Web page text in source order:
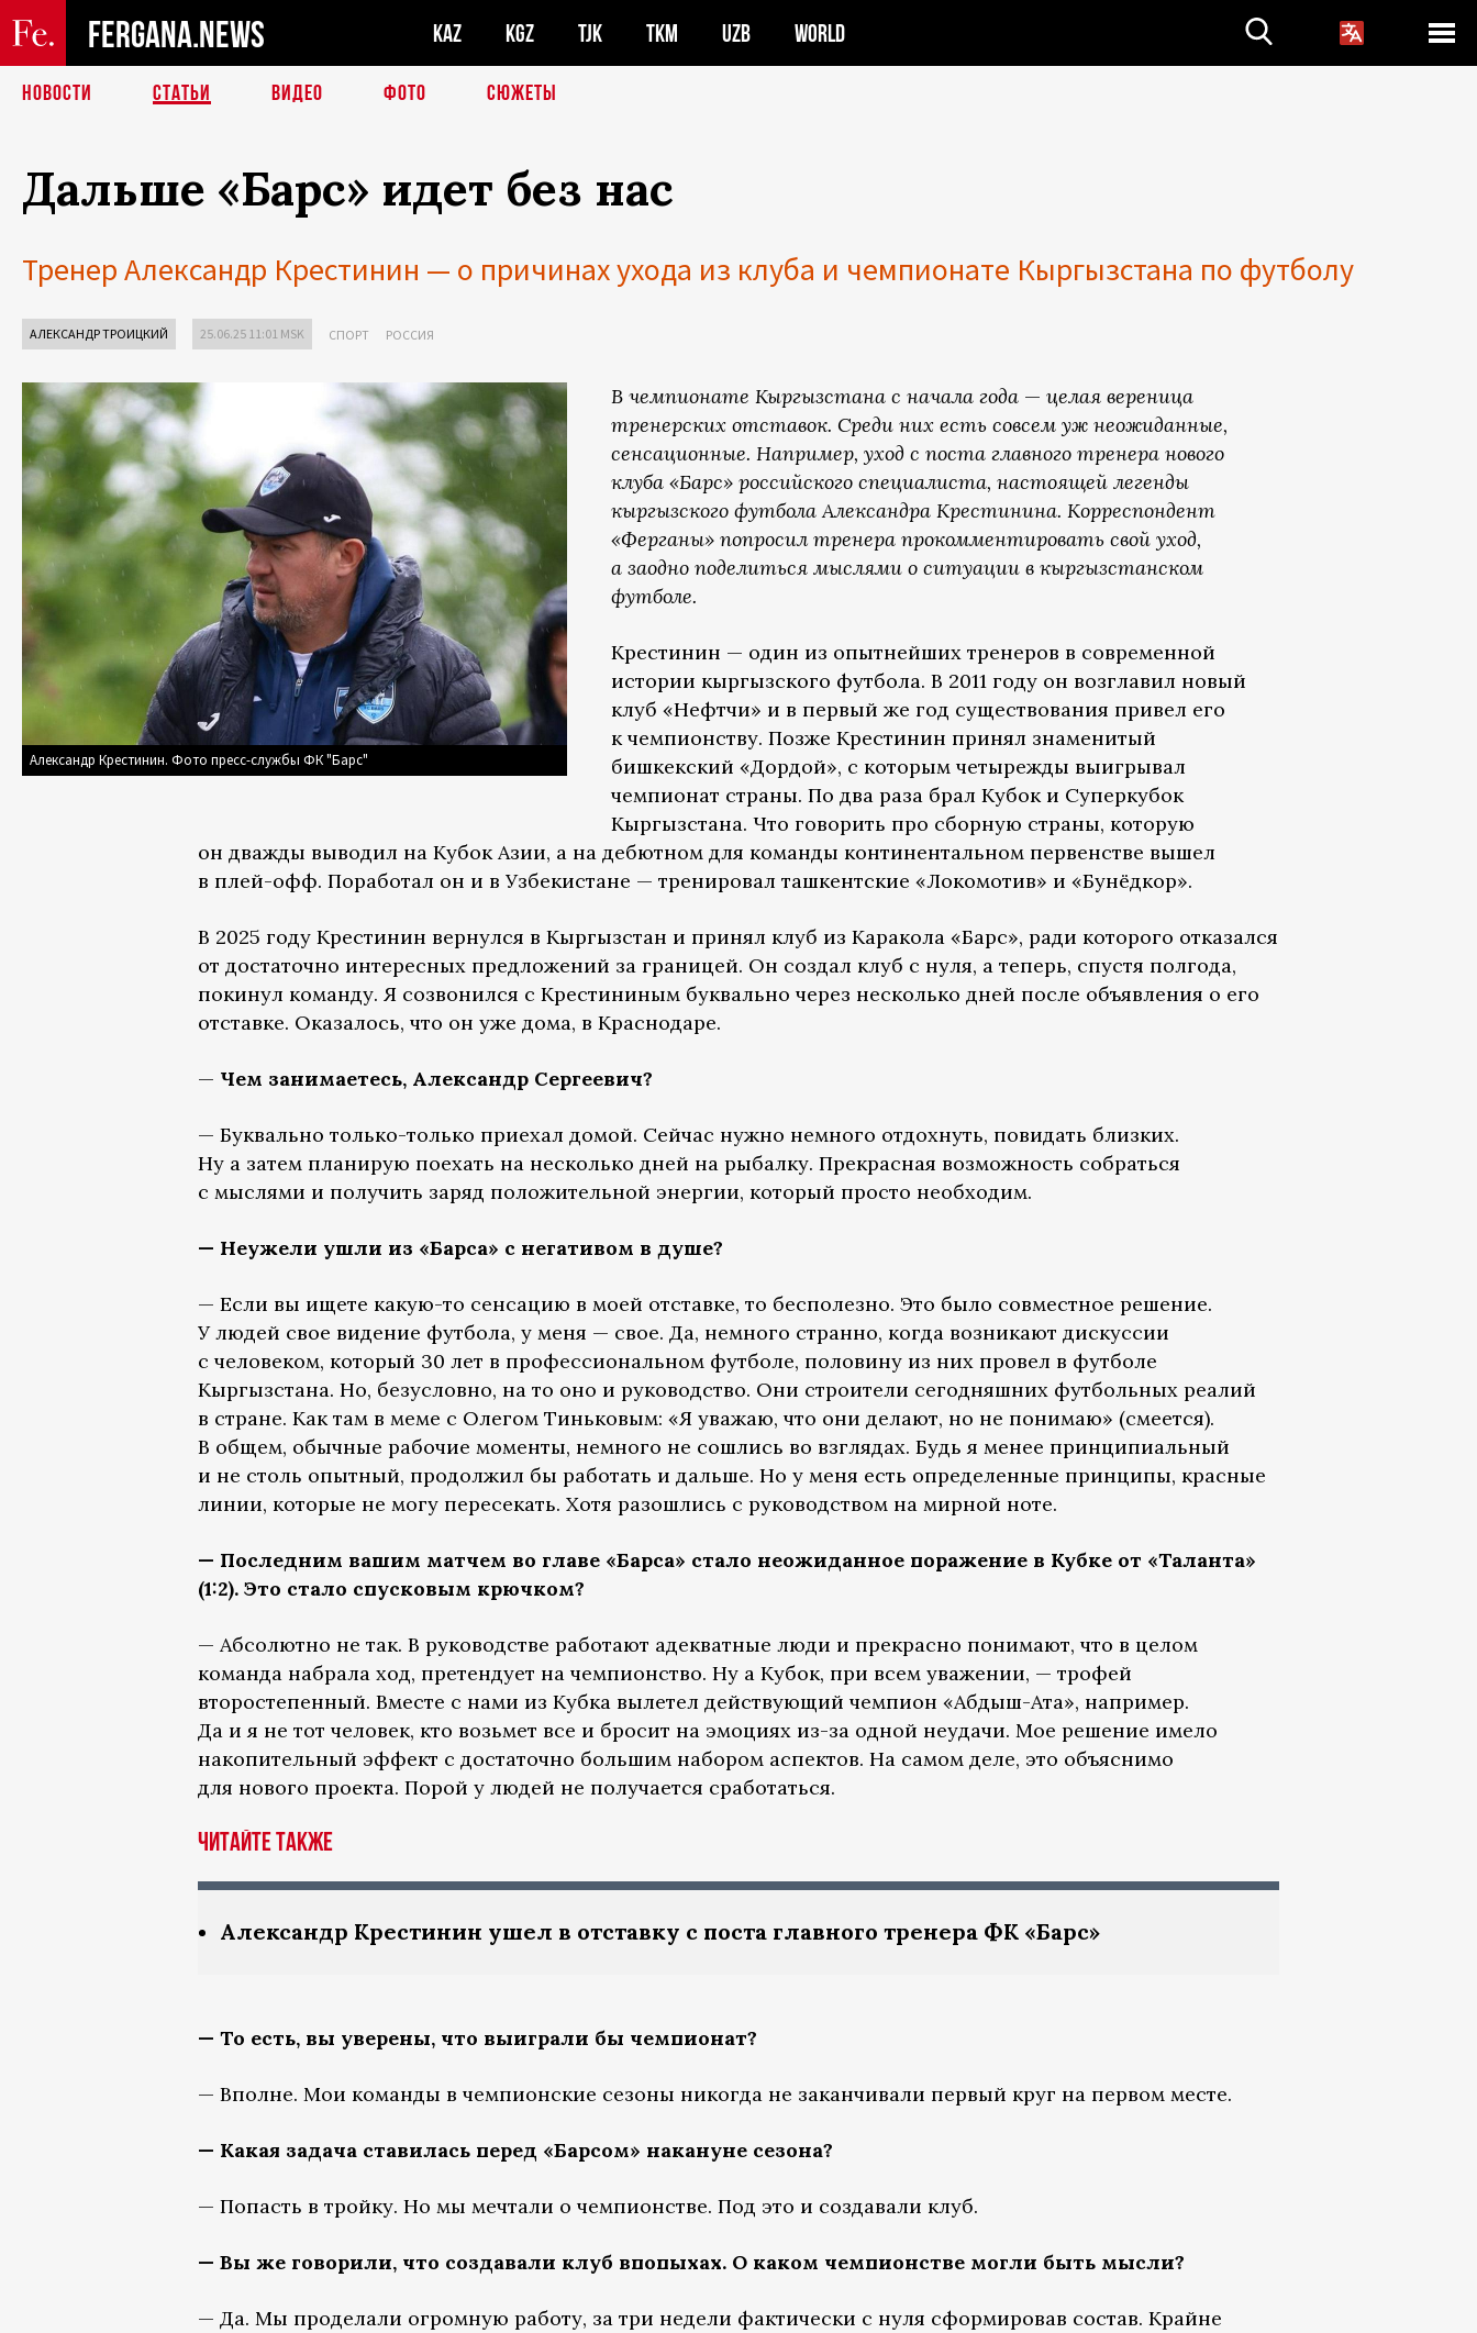
FERGANA.NEWS KAZ KGZ TJK TKM UZB WORLD
НОВОСТИ СТАТЬИ ВИДЕО ФОТО СЮЖЕТЫ
Дальше «Барс» идет без нас
Тренер Александр Крестинин — о причинах ухода из клуба и чемпионате Кыргызстана по футболу
АЛЕКСАНДР ТРОИЦКИЙ 25.06.25 11:01 MSK СПОРТ РОССИЯ
Александр Крестинин. Фото пресс-службы ФК "Барс"
В чемпионате Кыргызстана с начала года — целая вереница
тренерских отставок. Среди них есть совсем уж неожиданные,
сенсационные. Например, уход с поста главного тренера нового
клуба «Барс» российского специалиста, настоящей легенды
кыргызского футбола Александра Крестинина. Корреспондент
«Ферганы» попросил тренера прокомментировать свой уход,
а заодно поделиться мыслями о ситуации в кыргызстанском
футболе.
Крестинин — один из опытнейших тренеров в современной
истории кыргызского футбола. В 2011 году он возглавил новый
клуб «Нефтчи» и в первый же год существования привел его
к чемпионству. Позже Крестинин принял знаменитый
бишкекский «Дордой», с которым четырежды выигрывал
чемпионат страны. По два раза брал Кубок и Суперкубок
Кыргызстана. Что говорить про сборную страны, которую
он дважды выводил на Кубок Азии, а на дебютном для команды континентальном первенстве вышел
в плей-офф. Поработал он и в Узбекистане — тренировал ташкентские «Локомотив» и «Бунёдкор».
В 2025 году Крестинин вернулся в Кыргызстан и принял клуб из Каракола «Барс», ради которого отказался
от достаточно интересных предложений за границей. Он создал клуб с нуля, а теперь, спустя полгода,
покинул команду. Я созвонился с Крестининым буквально через несколько дней после объявления о его
отставке. Оказалось, что он уже дома, в Краснодаре.
— Чем занимаетесь, Александр Сергеевич?
— Буквально только-только приехал домой. Сейчас нужно немного отдохнуть, повидать близких.
Ну а затем планирую поехать на несколько дней на рыбалку. Прекрасная возможность собраться
с мыслями и получить заряд положительной энергии, который просто необходим.
— Неужели ушли из «Барса» с негативом в душе?
— Если вы ищете какую-то сенсацию в моей отставке, то бесполезно. Это было совместное решение.
У людей свое видение футбола, у меня — свое. Да, немного странно, когда возникают дискуссии
с человеком, который 30 лет в профессиональном футболе, половину из них провел в футболе
Кыргызстана. Но, безусловно, на то оно и руководство. Они строители сегодняшних футбольных реалий
в стране. Как там в меме с Олегом Тиньковым: «Я уважаю, что они делают, но не понимаю» (смеется).
В общем, обычные рабочие моменты, немного не сошлись во взглядах. Будь я менее принципиальный
и не столь опытный, продолжил бы работать и дальше. Но у меня есть определенные принципы, красные
линии, которые не могу пересекать. Хотя разошлись с руководством на мирной ноте.
— Последним вашим матчем во главе «Барса» стало неожиданное поражение в Кубке от «Таланта»
(1:2). Это стало спусковым крючком?
— Абсолютно не так. В руководстве работают адекватные люди и прекрасно понимают, что в целом
команда набрала ход, претендует на чемпионство. Ну а Кубок, при всем уважении, — трофей
второстепенный. Вместе с нами из Кубка вылетел действующий чемпион «Абдыш-Ата», например.
Да и я не тот человек, кто возьмет все и бросит на эмоциях из-за одной неудачи. Мое решение имело
накопительный эффект с достаточно большим набором аспектов. На самом деле, это объяснимо
для нового проекта. Порой у людей не получается сработаться.
Читайте также
Александр Крестинин ушел в отставку с поста главного тренера ФК «Барс»
— То есть, вы уверены, что выиграли бы чемпионат?
— Вполне. Мои команды в чемпионские сезоны никогда не заканчивали первый круг на первом месте.
— Какая задача ставилась перед «Барсом» накануне сезона?
— Попасть в тройку. Но мы мечтали о чемпионстве. Под это и создавали клуб.
— Вы же говорили, что создавали клуб впопыхах. О каком чемпионстве могли быть мысли?
— Да. Мы проделали огромную работу, за три недели фактически с нуля сформировав состав. Крайне